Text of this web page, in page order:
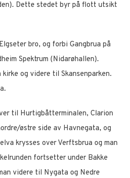
Dette stedet byr på flott utsikt
bro, og forbi Gangbrua på
Spektrum (Nidarøhallen).
og videre til Skansenparken.
til Hurtigbåtterminalen, Clarion
østre side av Havnegata, og
krysses over Verftsbrua og man
fortsetter under Bakke
videre til Nygata og Nedre